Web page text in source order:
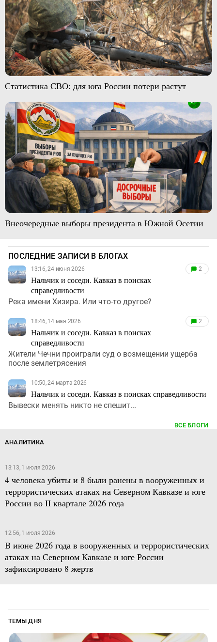
Статистика СВО: для юга России потери растут
Внеочередные выборы президента в Южной Осетии
ПОСЛЕДНИЕ ЗАПИСИ В БЛОГАХ
13:16, 24 июня 2026
Нальчик и соседи. Кавказ в поисках
справедливости
2
Река имени Хизира. Или что-то другое?
18:46, 14 мая 2026
Нальчик и соседи. Кавказ в поисках
справедливости
2
Жители Чечни проиграли суд о возмещении ущерба
после землетрясения
10:50, 24 марта 2026
Нальчик и соседи. Кавказ в поисках справедливости
Вывески менять никто не спешит...
ВСЕ БЛОГИ
АНАЛИТИКА
13:13, 1 июля 2026
4 человека убиты и 8 были ранены в вооруженных и
террористических атаках на Северном Кавказе и юге
России во II квартале 2026 года
12:56, 1 июля 2026
В июне 2026 года в вооруженных и террористических
атаках на Северном Кавказе и юге России
зафиксировано 8 жертв
ТЕМЫ ДНЯ